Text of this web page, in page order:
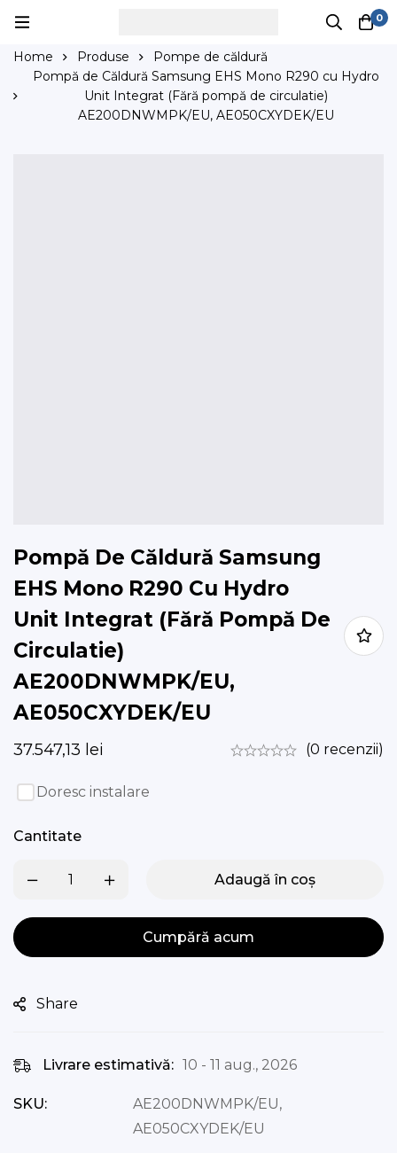
0
Home Produse
Pompe de căldură
Pompă de Căldură Samsung EHS Mono R290 cu Hydro
Unit Integrat (Fără pompă de circulatie)
AE200DNWMPK/EU, AE050CXYDEK/EU
Pompă De Căldură Samsung
EHS Mono R290 Cu Hydro
Unit Integrat (Fără Pompă De
Circulatie)
AE200DNWMPK/EU,
AE050CXYDEK/EU
37.547,13 lei (0 recenzii)
Doresc instalare
Cantitate
Adaugă în coș
Cumpără acum
Share
Livrare estimativă: 10 - 11 aug., 2026
SKU:
AE200DNWMPK/EU,
AE050CXYDEK/EU